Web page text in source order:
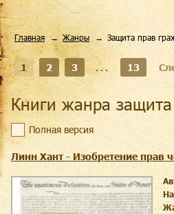
Главная Жанры Защита прав
1 2 3 ... 13
Книги жанра
Полная версия
Линн Хант - Изобретение прав